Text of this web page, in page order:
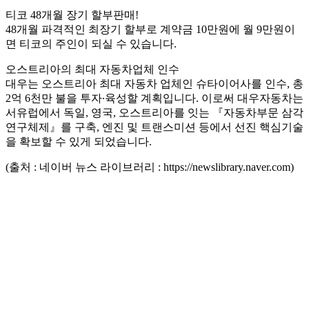
티코 48개월 장기 할부판매!
48개월 파격적인 최장기 할부로 계약금 10만원에 월 9만원이
면 티코의 주인이 되실 수 있습니다.
오스트리아의 최대 자동차업체 인수
대우는 오스트리아 최대 자동차 업체인 슈타이어사를 인수, 총
2억 6천만 불을 투자∙육성할 계획입니다. 이로써 대우자동차는
서유럽에서 독일, 영국, 오스트리아를 잇는 『자동차부문 삼각
연구체제』를 구축, 엔진 및 트랜스미션 등에서 선진 핵심기술
을 확보할 수 있게 되었습니다.
(출처 : 네이버 뉴스 라이브러리 : https://newslibrary.naver.com)